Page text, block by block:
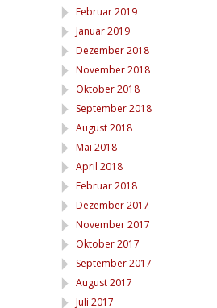
Februar 2019
Januar 2019
Dezember 2018
November 2018
Oktober 2018
September 2018
August 2018
Mai 2018
April 2018
Februar 2018
Dezember 2017
November 2017
Oktober 2017
September 2017
August 2017
Juli 2017